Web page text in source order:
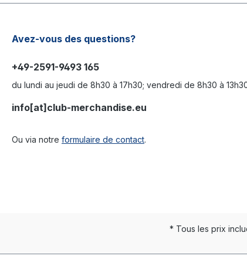
Avez-vous des questions?
+49-2591-9493 165
du lundi au jeudi de 8h30 à 17h30; vendredi de 8h30 à
info[at]club-merchandise.eu
Ou via notre formulaire de contact.
* Tous les prix